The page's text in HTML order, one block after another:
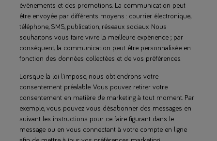
événements et des promotions. La communication peut
être envoyée par différents moyens : courrier électronique,
téléphone, SMS, publication, réseaux sociaux. Nous
souhaitons vous faire vivre la meilleure expérience ; par
conséquent, la communication peut être personnalisée en
fonction des données collectées et de vos préférences.
Lorsque la loi l'impose, nous obtiendrons votre
consentement préalable. Vous pouvez retirer votre
consentement en matière de marketing à tout moment. Par
exemple, vous pouvez vous désabonner des messages en
suivant les instructions pour ce faire figurant dans le
message ou en vous connectant à votre compte en ligne